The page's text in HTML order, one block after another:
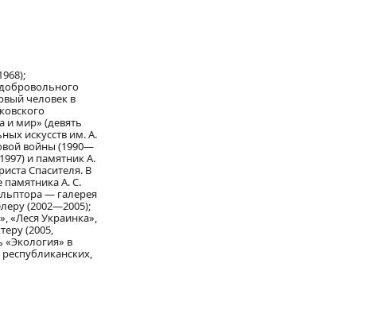
человек в
и мир» (девять
искусств им. А.
войны (1990—
и памятник А.
Спасителя. В
памятника А. С.
— галерея
(2002—2005);
«Леся Украинка»,
(2005,
в